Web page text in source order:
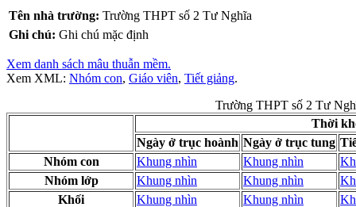
Tên nhà trường: Trường THPT số 2 Tư Nghĩa
Ghi chú: Ghi chú mặc định
Xem danh sách mâu thuẫn mềm.
Xem XML: Nhóm con, Giáo viên, Tiết giảng.
Trường THPT số 2 Tư
Thời
Ngày ở trục hoành Ngày ở trục tung
Nhóm con
Khung nhìn Khung nhìn
Nhóm lớp
Khung nhìn Khung nhìn
Khối
Khung nhìn Khung nhìn